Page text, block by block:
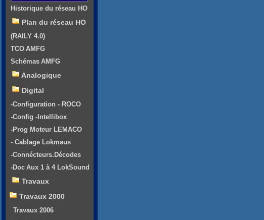
Historique du réseau HO
Plan du réseau HO
(RAILY 4.0)
TCO AMFG
Schémas AMFG
Analogique
Digital
-Configuration - ROCO
-Config -Intellibox
-Prog Moteur LEMACO
- Cablage Lokmaus
-Connécteurs.Décodes
-Doc Aux 1 à 4 LokSound
Travaux
Travaux 2000
Travaux 2006